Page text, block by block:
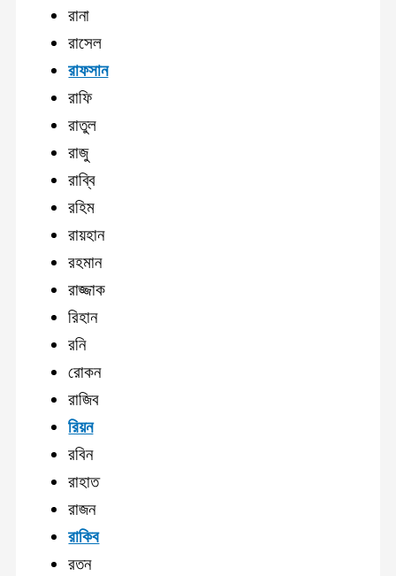
রানা
রাসেল
রাফসান
রাফি
রাতুল
রাজু
রাব্বি
রহিম
রায়হান
রহমান
রাজ্জাক
রিহান
রনি
রোকন
রাজিব
রিয়ন
রবিন
রাহাত
রাজন
রাকিব
রতন